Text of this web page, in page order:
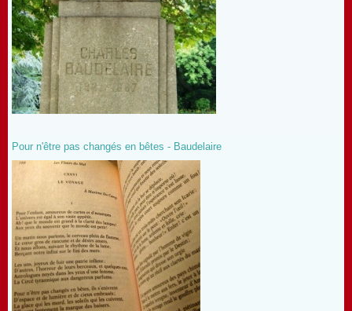
Pour n'être pas changés en bêtes - Baudelaire